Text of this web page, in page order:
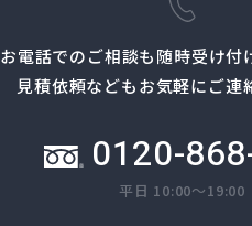
お電話でのご相談も随時受け付
見積依頼などもお気軽にご連
0120-
平日 10:00～19:00